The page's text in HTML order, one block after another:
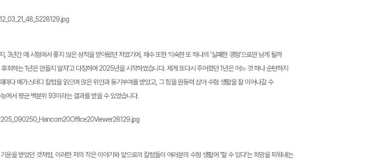
, 3년간 매 시험에서 좋지 않은 성적을 받아왔던 저였기에, 재수 또한 익숙한 또 하나의 '실패한 경험'으로만 남게 될까
회하는 1년은 만들지 말자'고 다짐하며 2025년을 시작하였습니다. 제게 또다시 주어졌던 1년은 어느 것 하나 순탄하지
마다 메가스터디 칼럼을 읽으며 많은 위안과 동기부여를 받았고, 그 힘을 원동력 삼아 수험 생활을 잘 이어나갈 수
에서 평균 백분위 93이라는 결과를 받을 수 있었습니다.
운을 받았던 것처럼, 이러한 저의 작은 이야기와 앞으로의 칼럼들이 여러분의 수험 생활에 '할 수 있다'는 희망을 피워내는